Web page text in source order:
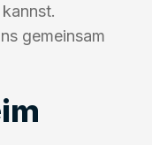
gemeinsam